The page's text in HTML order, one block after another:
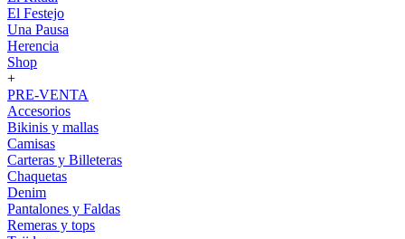
El Festejo
Una Pausa
Herencia
Shop
+
PRE-VENTA
Accesorios
Bikinis y mallas
Camisas
Carteras y Billeteras
Chaquetas
Denim
Pantalones y Faldas
Remeras y tops